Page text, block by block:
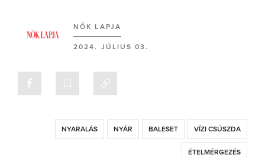
NŐK LAPJA
2024. JÚLIUS 03.
NYARALÁS NYÁR BALESET VÍZI CSÚSZDA
ÉTELMÉRGEZÉS